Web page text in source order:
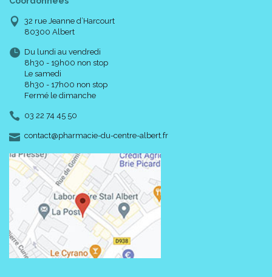
32 rue Jeanne d’Harcourt
80300 Albert
Du lundi au vendredi
8h30 - 19h00 non stop
Le samedi
8h30 - 17h00 non stop
Fermé le dimanche
03 22 74 45 50
contact-
@-
pharmacie-du-centre-albert.fr